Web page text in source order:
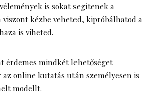
is sokat segítenek a
kézbe veheted, kipróbálhatod a
is viheted.
érdemes mindkét lehetőséget
online kutatás után személyesen is
modellt.